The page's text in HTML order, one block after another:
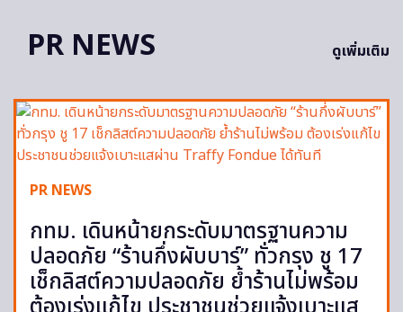
PR NEWS ดูเพิ่มเติม
PR NEWS
กทม. เดินหน้ายกระดับมาตรฐานความ
ปลอดภัย “ร้านกึ่งผับบาร์” ทั่วกรุง ชู 17
เช็กลิสต์ความปลอดภัย ย้ำร้านไม่พร้อม